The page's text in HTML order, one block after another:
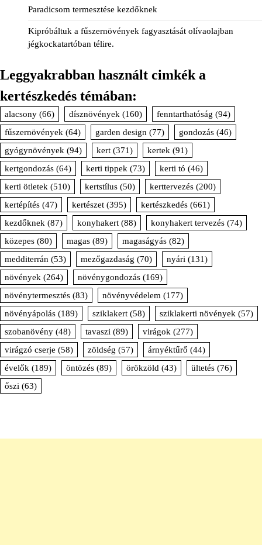
Paradicsom termesztése kezdőknek
Kipróbáltuk a fűszernövények fagyasztását olívaolajban
jégkockatartóban télire.
Leggyakrabban használt cimkék a
kertészkedés témában:
alacsony (66) dísznövények (160) fenntarthatóság (94)
fűszernövények (64) garden design (77) gondozás (46)
gyógynövények (94) kert (371) kertek (91)
kertgondozás (64) kerti tippek (73) kerti tó (46)
kerti ötletek (510) kertstílus (50) kerttervezés (200)
kertépítés (47) kertészet (395) kertészkedés (661)
kezdőknek (87) konyhakert (88) konyhakert tervezés (74)
közepes (80) magas (89) magaságyás (82)
medditerrán (53) mezőgazdaság (70) nyári (131)
növények (264) növénygondozás (169)
növénytermesztés (83) növényvédelem (177)
növényápolás (189) sziklakert (58) sziklakerti növények (57)
szobanövény (48) tavaszi (89) virágok (277)
virágzó cserje (58) zöldség (57) árnyéktűrő (44)
évelők (189) öntözés (89) örökzöld (43) ültetés (76)
őszi (63)